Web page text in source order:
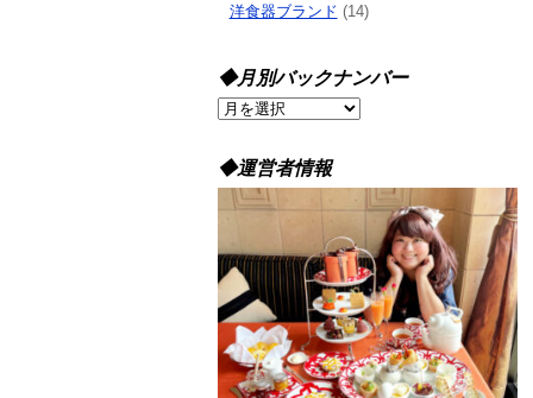
洋食器ブランド (14)
◆月別バックナンバー
◆
バ
ッ
ン
バ
ー
◆運営者情報